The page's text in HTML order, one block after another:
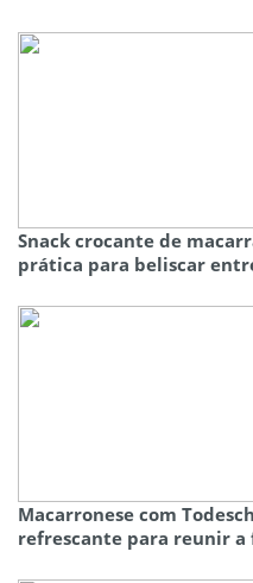
Snack crocante de
prática para beliscar
Macarronese com
refrescante para reunir a